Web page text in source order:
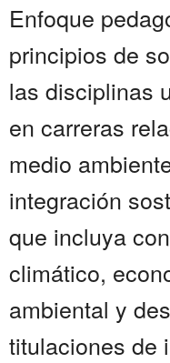
Enfoque
principios de
las disciplinas
en carreras
medio
integración
que incluya
climático,
ambiental y
titulaciones de